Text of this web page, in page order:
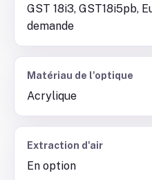
GST 18i3, GST18i5pb,
demande
Matériau de l'optique
Acrylique
Extraction d'air
En option